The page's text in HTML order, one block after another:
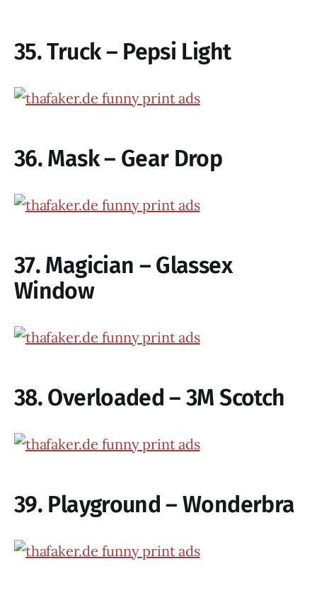
35. Truck – Pepsi Light
36. Mask – Gear Drop
37. Magician – Glassex
Window
38. Overloaded – 3M Scotch
39. Playground – Wonderbra